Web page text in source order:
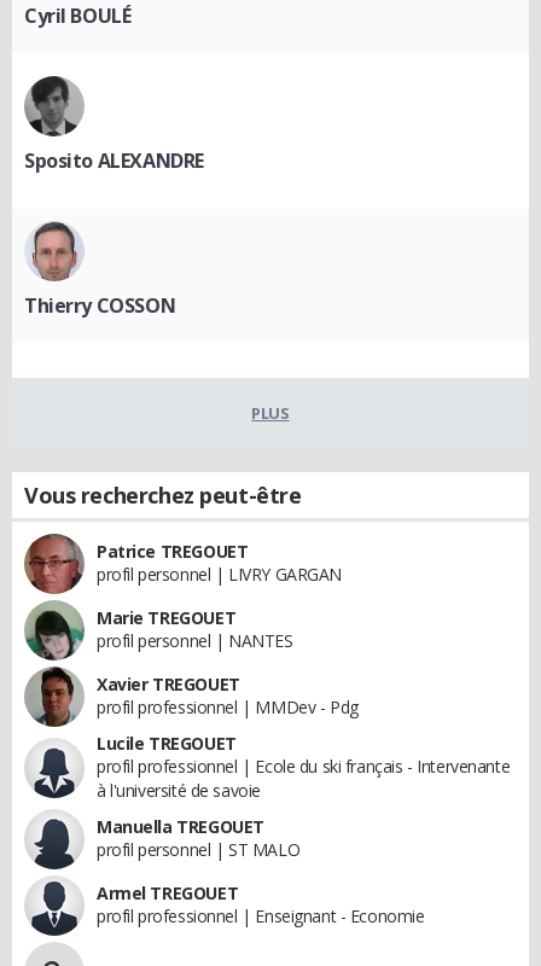
Cyril BOULÉ
Sposito ALEXANDRE
Thierry COSSON
PLUS
Vous recherchez peut-être
Patrice TREGOUET
profil personnel | LIVRY GARGAN
Marie TREGOUET
profil personnel | NANTES
Xavier TREGOUET
profil professionnel | MMDev - Pdg
Lucile TREGOUET
profil professionnel | Ecole du ski français - Intervenante
à l'université de savoie
Manuella TREGOUET
profil personnel | ST MALO
Armel TREGOUET
profil professionnel | Enseignant - Economie